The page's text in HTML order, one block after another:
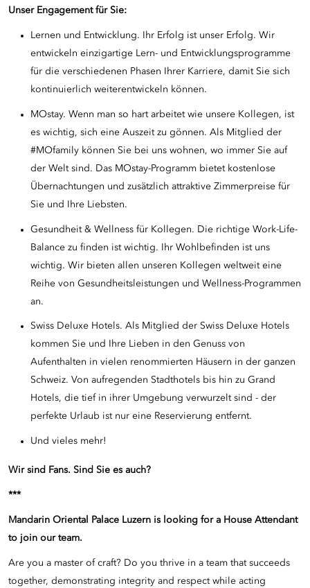
Unser Engagement für Sie:
Lernen und Entwicklung. Ihr Erfolg ist unser Erfolg. Wir
entwickeln einzigartige Lern- und Entwicklungsprogramme
für die verschiedenen Phasen Ihrer Karriere, damit Sie sich
kontinuierlich weiterentwickeln können.
MOstay. Wenn man so hart arbeitet wie unsere Kollegen, ist
es wichtig, sich eine Auszeit zu gönnen. Als Mitglied der
#MOfamily können Sie bei uns wohnen, wo immer Sie auf
der Welt sind. Das MOstay-Programm bietet kostenlose
Übernachtungen und zusätzlich attraktive Zimmerpreise für
Sie und Ihre Liebsten.
Gesundheit & Wellness für Kollegen. Die richtige Work-Life-
Balance zu finden ist wichtig. Ihr Wohlbefinden ist uns
wichtig. Wir bieten allen unseren Kollegen weltweit eine
Reihe von Gesundheitsleistungen und Wellness-Programmen
an.
Swiss Deluxe Hotels. Als Mitglied der Swiss Deluxe Hotels
kommen Sie und Ihre Lieben in den Genuss von
Aufenthalten in vielen renommierten Häusern in der ganzen
Schweiz. Von aufregenden Stadthotels bis hin zu Grand
Hotels, die tief in ihrer Umgebung verwurzelt sind - der
perfekte Urlaub ist nur eine Reservierung entfernt.
Und vieles mehr!
Wir sind Fans. Sind Sie es auch?
***
Mandarin Oriental Palace Luzern is looking for a House Attendant
to join our team.
Are you a master of craft? Do you thrive in a team that succeeds
together, demonstrating integrity and respect while acting